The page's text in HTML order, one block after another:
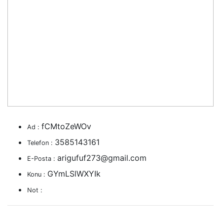
Ad : fCMtoZeWOv
Telefon : 3585143161
E-Posta : arigufuf273@gmail.com
Konu : GYmLSlWXYIk
Not :